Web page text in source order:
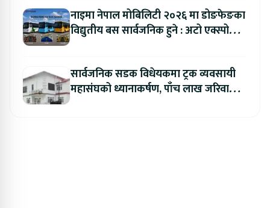
नाइमा नेपाल मोबिलिटी २०२६ मा डोङफेङका
विद्युतीय बस सार्वजनिक हुने : अटो एक्स्पोमा
सार्वजनिक सडक विधेयकमा ट्रक व्यवसायी
महासंघको ध्यानाकर्षण, पाँच लाख जरिवाना